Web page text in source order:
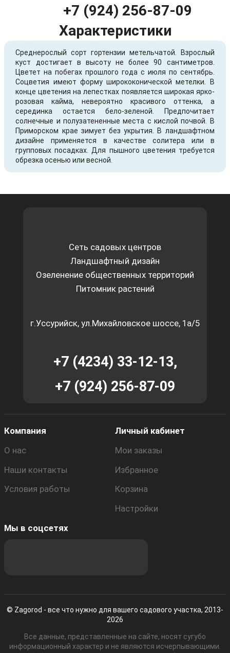
+7 (924) 256-87-09
Характеристики
Среднерослый сорт гортензии метельчатой. Взрослый
куст достигает в высоту не более 90 сантиметров.
Цветет на побегах прошлого года с июля по сентябрь.
Соцветия имеют форму ширококонической метелки. В
конце цветения на лепестках появляется широкая ярко-
розовая кайма, невероятно красивого оттенка, а
серединка остается бело-зеленой. Предпочитает
солнечные и полузатененные места с кислой почвой. В
Приморском крае зимует без укрытия. В ландшафтном
дизайне применяется в качестве солитера или в
групповых посадках. Для пышного цветения требуется
обрезка осенью или весной.
Сеть садовых центров
Ландшафтный дизайн
Озеленение общественных территорий
Питомник растений
г.Уссурийск, ул.Михайловское шоссе, 1а/5
+7 (4234) 33-12-13,
+7 (924) 256-87-09
Компания
О нас
Наши контакты
Условия работы
Личный кабинет
Мои заказы
Избранное
Корзина
Настройки
Мы в соцсетях
© Zagorod - все что нужно для вашего садового участка, 2013-
2026
Все данные, представленные на сайте, носят сугубо
информационный характер и не являются исчерпывающими.